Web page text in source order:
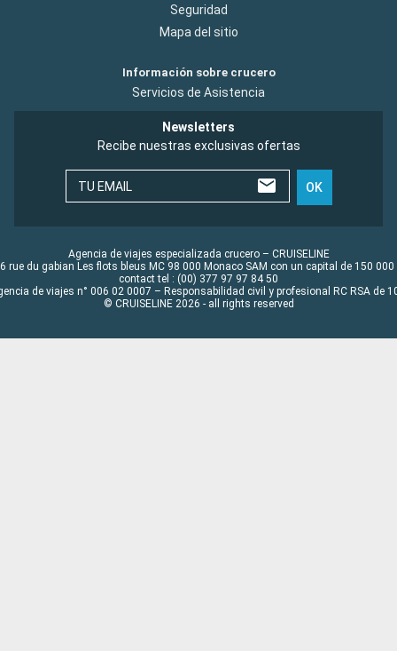
Seguridad
Mapa del sitio
Información sobre crucero
Servicios de Asistencia
Newsletters
Recibe nuestras exclusivas ofertas
TU EMAIL OK
Agencia de viajes especializada crucero – CRUISELINE
rue du gabian Les flots bleus MC 98 000 Monaco SAM con un capital de 150 000
contact tel : (00) 377 97 97 84 50
de viajes n° 006 02 0007 – Responsabilidad civil y profesional RC RSA de
© CRUISELINE 2026 - all rights reserved